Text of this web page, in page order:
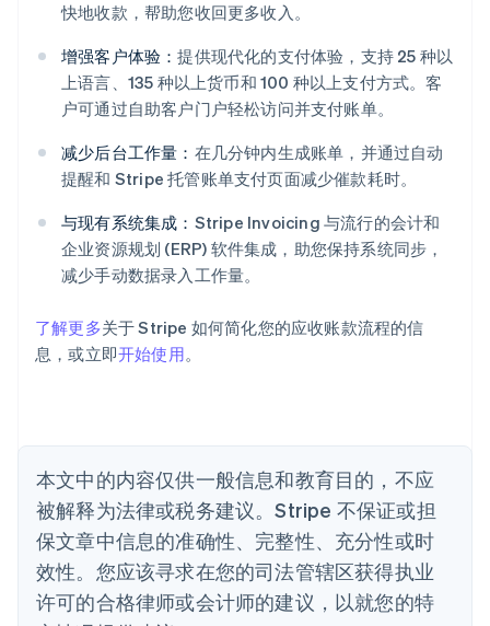
快地收款，帮助您收回更多收入。
增强客户体验：提供现代化的支付体验，支持 25 种以
上语言、135 种以上货币和 100 种以上支付方式。客
户可通过自助客户门户轻松访问并支付账单。
减少后台工作量： 在几分钟内生成账单，并通过自动
提醒和 Stripe 托管账单支付页面减少催款耗时。
与现有系统集成： Stripe Invoicing 与流行的会计和
企业资源规划 (ERP) 软件集成，助您保持系统同步，
减少手动数据录入工作量。
了解更多关于 Stripe 如何简化您的应收账款流程的信
息，或立即开始使用。
本文中的内容仅供一般信息和教育目的，不应
被解释为法律或税务建议。Stripe 不保证或担
保文章中信息的准确性、完整性、充分性或时
效性。您应该寻求在您的司法管辖区获得执业
许可的合格律师或会计师的建议，以就您的特
阿联酋
English
English
爱沙尼亚
English
奥地利
Deutsch English
澳大利亚
English
Português English
保加利亚
English
丹麦
德国
DeutschEnglish
法国
FrançaisEnglish
芬兰